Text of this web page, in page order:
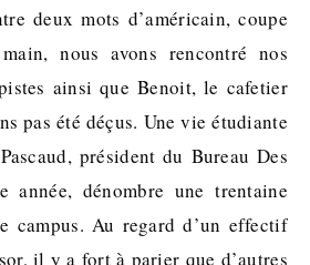
deux mots d’américain, coupe
nous avons rencontré nos
ainsi que Benoit, le cafetier
pas été déçus. Une vie étudiante
président du Bureau Des
année, dénombre une trentaine
campus. Au regard d’un effectif
il y a fort à parier que d’autres